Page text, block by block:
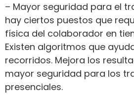
– Mayor seguridad para el
hay ciertos puestos que
física del colaborador en
Existen algoritmos que
recorridos. Mejora los
mayor seguridad para los
presenciales.